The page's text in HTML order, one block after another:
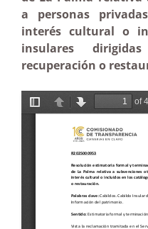
a personas
interés cultural o
insulares
recuperación o